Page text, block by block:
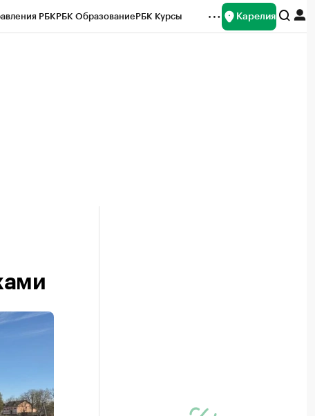
РБКРБК ОбразованиеРБК Курсы Карелия